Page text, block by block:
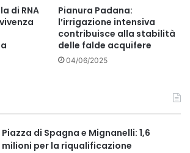
di RNA
Pianura Padana:
l’irrigazione intensiva
contribuisce alla stabilità
delle falde acquifere
04/06/2025
Piazza di Spagna e Mignanelli: 1,6
milioni per la riqualificazione